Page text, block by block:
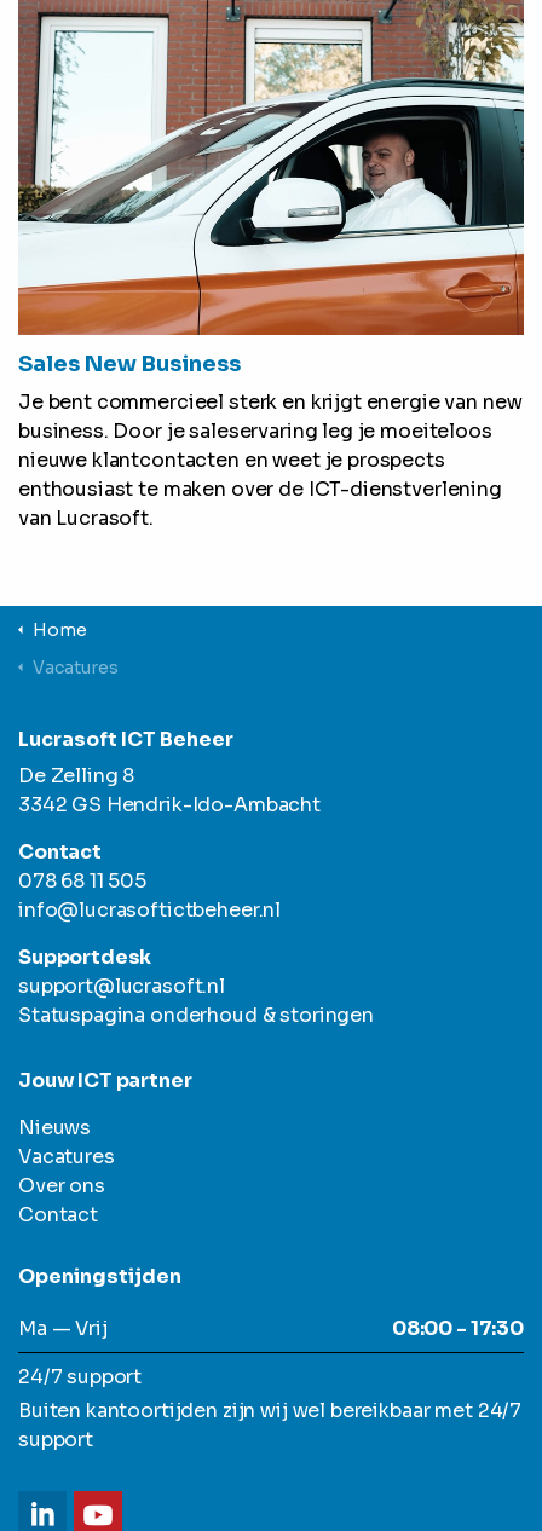
Sales New Business
Je bent commercieel sterk en krijgt energie van new
business. Door je saleservaring leg je moeiteloos
nieuwe klantcontacten en weet je prospects
enthousiast te maken over de ICT-dienstverlening
van Lucrasoft.
Home
Vacatures
Lucrasoft ICT Beheer
De Zelling 8
3342 GS Hendrik-Ido-Ambacht
Contact
078 68 11 505
info@lucrasoftictbeheer.nl
Supportdesk
support@lucrasoft.nl
Statuspagina onderhoud & storingen
Jouw ICT partner
Nieuws
Vacatures
Over ons
Contact
Openingstijden
Ma — Vrij
08:00 - 17:30
24/7 support
Buiten kantoortijden zijn wij wel bereikbaar met 24/7
support